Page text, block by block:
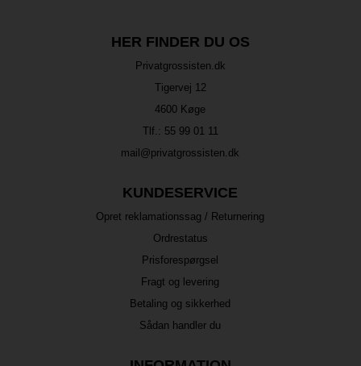
HER FINDER DU OS
Privatgrossisten.dk
Tigervej 12
4600 Køge
Tlf.: 55 99 01 11
mail@privatgrossisten.dk
KUNDESERVICE
Opret reklamationssag / Returnering
Ordrestatus
Prisforespørgsel
Fragt og levering
Betaling og sikkerhed
Sådan handler du